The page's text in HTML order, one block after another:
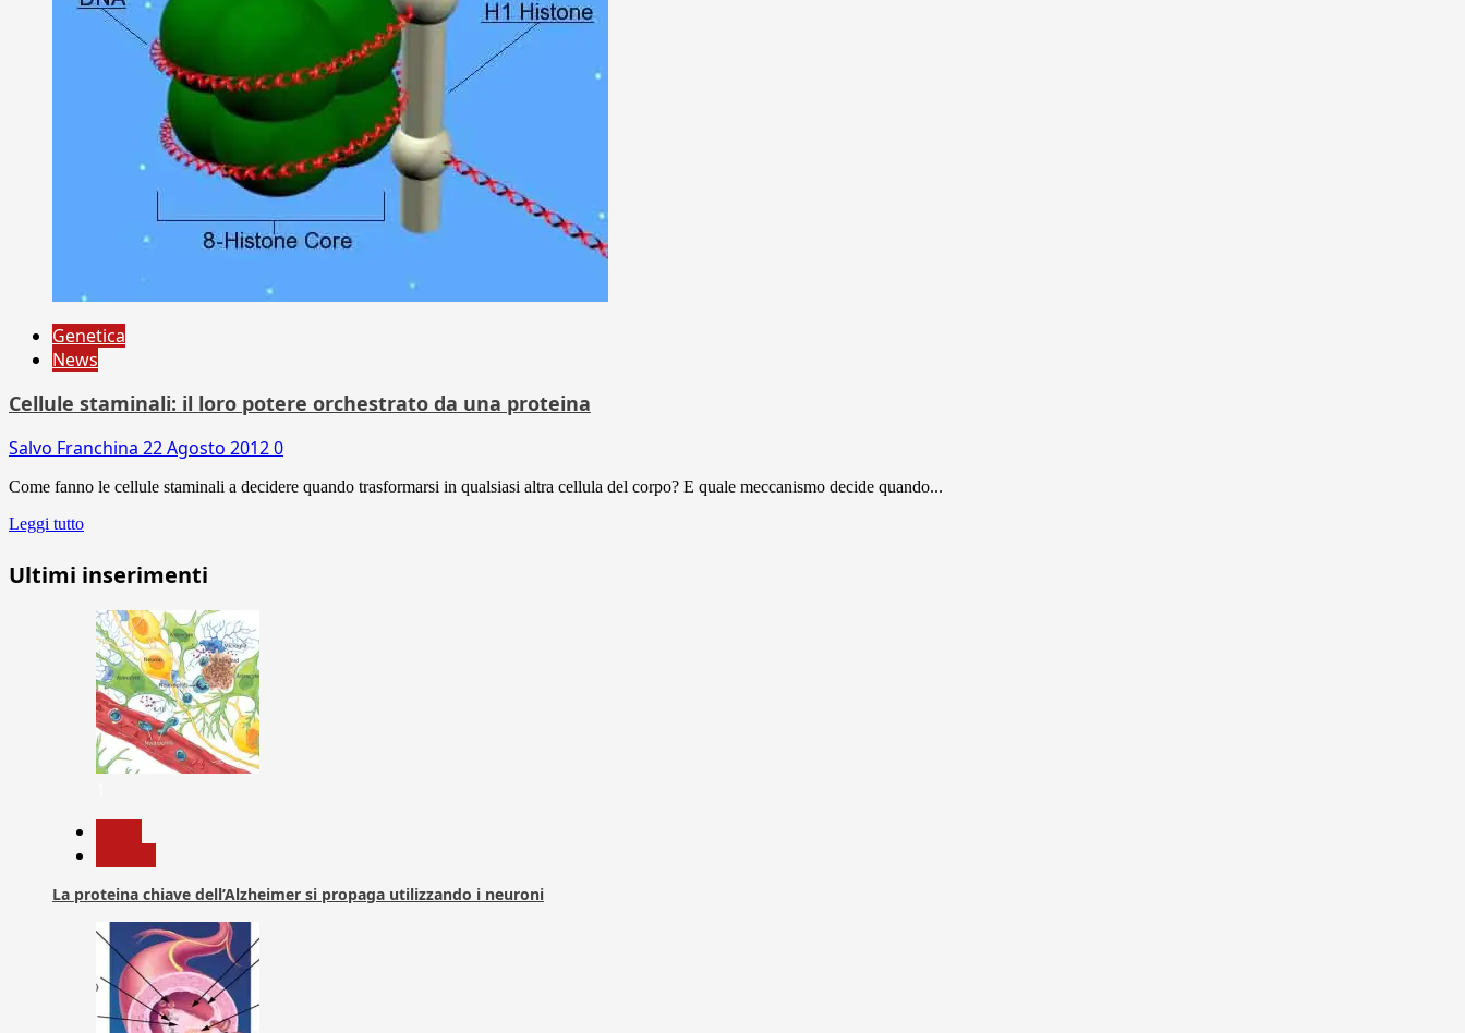
Genetica
News
Cellule staminali: il loro potere orchestrato da una proteina
Salvo Franchina 22 Agosto 20120
Come fanno le cellule staminali a decidere quando trasformarsi in qualsiasi altra cellula del corpo? E quale meccanismo decide quando...
Leggi tutto
Ultimi inserimenti
La proteina chiave dell’Alzheimer si propaga utilizzando i neuroni